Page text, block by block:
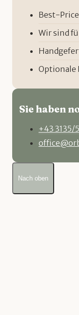
Best-Price
Wir sind
Optionale
Sie haben
+43 3135/
Nach oben